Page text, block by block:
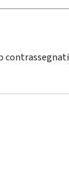
contrassegnati